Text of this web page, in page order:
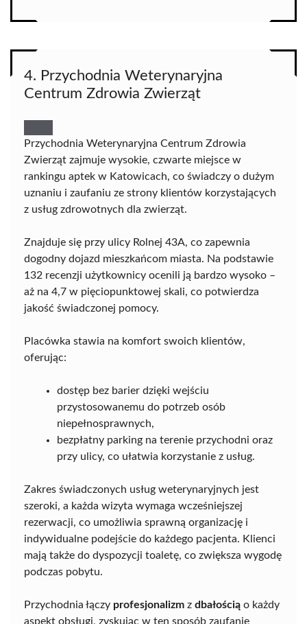
4. Przychodnia Weterynaryjna
Centrum Zdrowia Zwierząt
Przychodnia Weterynaryjna Centrum Zdrowia
Zwierząt zajmuje wysokie, czwarte miejsce w
rankingu aptek w Katowicach, co świadczy o dużym
uznaniu i zaufaniu ze strony klientów korzystających
z usług zdrowotnych dla zwierząt.
Znajduje się przy ulicy Rolnej 43A, co zapewnia
dogodny dojazd mieszkańcom miasta. Na podstawie
132 recenzji użytkownicy ocenili ją bardzo wysoko –
aż na 4,7 w pięciopunktowej skali, co potwierdza
jakość świadczonej pomocy.
Placówka stawia na komfort swoich klientów,
oferując:
dostęp bez barier dzięki wejściu
przystosowanemu do potrzeb osób
niepełnosprawnych,
bezpłatny parking na terenie przychodni oraz
przy ulicy, co ułatwia korzystanie z usług.
Zakres świadczonych usług weterynaryjnych jest
szeroki, a każda wizyta wymaga wcześniejszej
rezerwacji, co umożliwia sprawną organizację i
indywidualne podejście do każdego pacjenta. Klienci
mają także do dyspozycji toaletę, co zwiększa wygodę
podczas pobytu.
Przychodnia łączy profesjonalizm z dbałością o każdy
aspekt obsługi, zyskując w ten sposób zaufanie